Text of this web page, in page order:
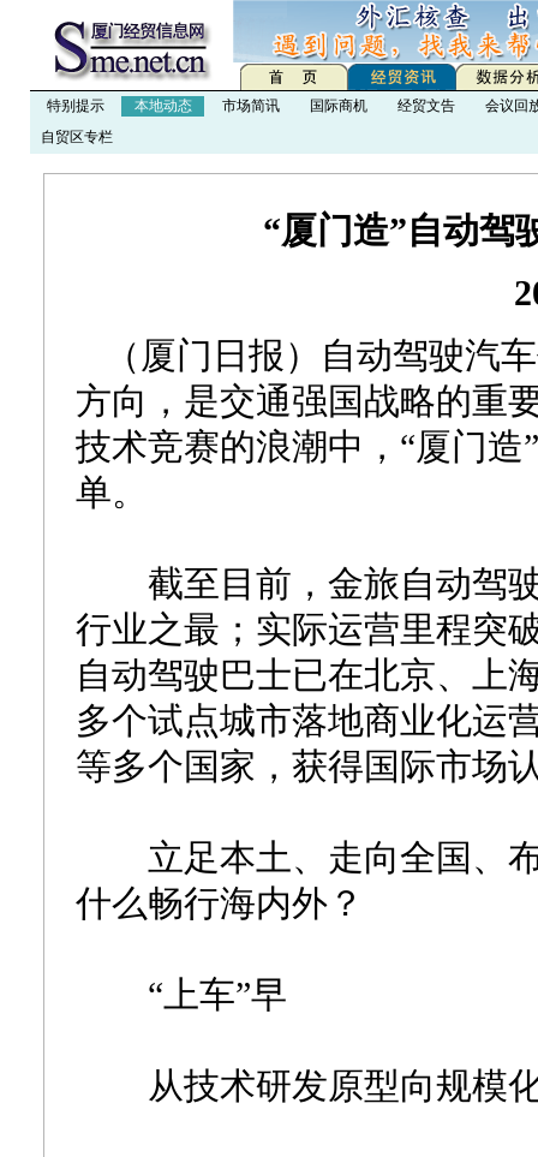
特别提示 本地动态 市场简讯 国际商机 经贸文告
会议回
自贸区专栏
“厦门造”自动驾
（厦门日报）自动驾驶汽
方向，是交通强国战略的重
技术竞赛的浪潮中，“厦门
单。
截至目前，金旅自动驾驶
行业之最；实际运营里程突
自动驾驶巴士已在北京、上
多个试点城市落地商业化运
等多个国家，获得国际市场
立足本土、走向全国、布
什么畅行海内外？
“上车”早
从技术研发原型向规模化